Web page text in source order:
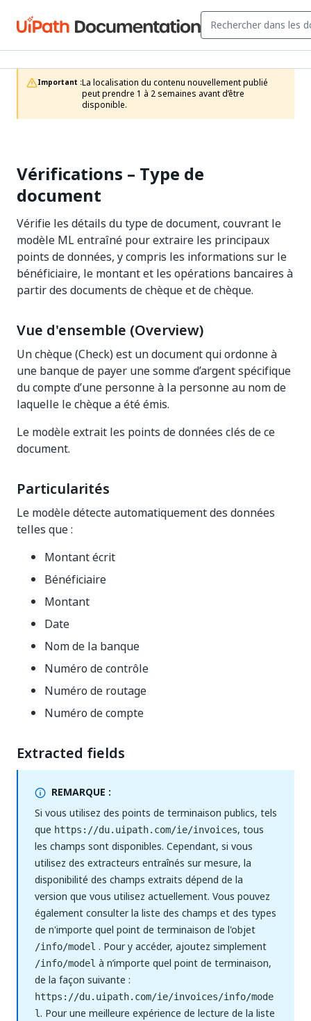
Important :La localisation du contenu nouvellement publié
peut prendre 1 à 2 semaines avant d’être
disponible.
Vérifications – Type de
document
Vérifie les détails du type de document, couvrant le
modèle ML entraîné pour extraire les principaux
points de données, y compris les informations sur le
bénéficiaire, le montant et les opérations bancaires à
partir des documents de chèque et de chèque.
Vue d'ensemble (Overview)
Un chèque (Check) est un document qui ordonne à
une banque de payer une somme d’argent spécifique
du compte d’une personne à la personne au nom de
laquelle le chèque a été émis.
Le modèle extrait les points de données clés de ce
document.
Particularités
Le modèle détecte automatiquement des données
telles que :
Montant écrit
Bénéficiaire
Montant
Date
Nom de la banque
Numéro de contrôle
Numéro de routage
Numéro de compte
Extracted fields
REMARQUE :
Si vous utilisez des points de terminaison publics, tels
que https://du.uipath.com/ie/invoices, tous
les champs sont disponibles. Cependant, si vous
utilisez des extracteurs entraînés sur mesure, la
disponibilité des champs extraits dépend de la
version que vous utilisez actuellement. Vous pouvez
également consulter la liste des champs et des types
de n'importe quel point de terminaison de l'objet
/info/model . Pour y accéder, ajoutez simplement
/info/model à n’importe quel point de terminaison,
de la façon suivante :
https://du.uipath.com/ie/invoices/info/mode
l. Pour une meilleure expérience de lecture de la liste